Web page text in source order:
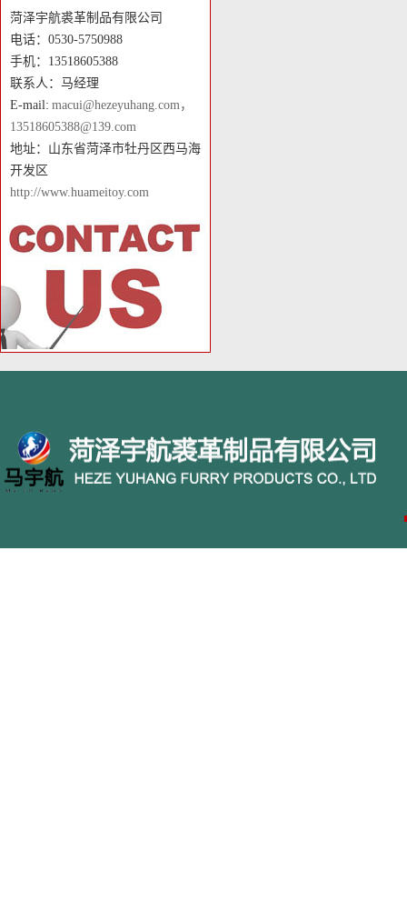
菏泽宇航裘革制品有限公司
电话：0530-5750988
手机：13518605388
联系人：马经理
E-mail: macui@hezeyuhang.com，
13518605388@139.com
地址：山东省菏泽市牡丹区西马海
开发区
http://www.huameitoy.com